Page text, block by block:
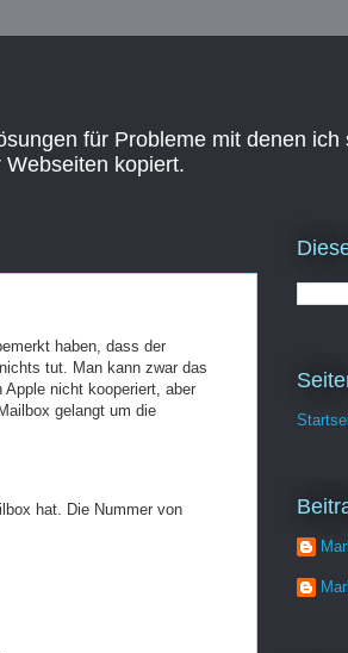
für Probleme mit denen
kopiert.
haben, dass der
tut. Man kann zwar das
nicht kooperiert, aber
gelangt um die
hat. Die Nummer von